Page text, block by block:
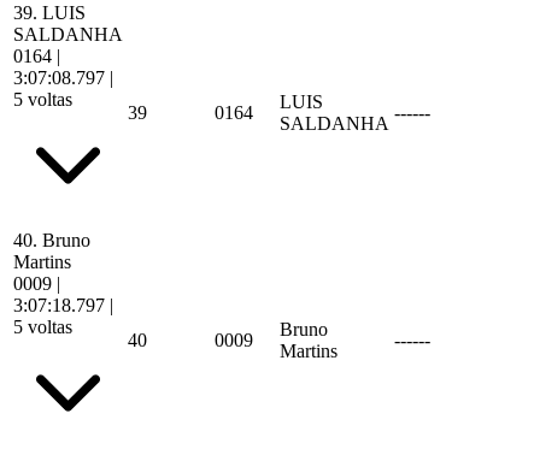
39. LUIS
SALDANHA
0164 |
3:07:08.797 |
5 voltas
39 0164
LUIS
SALDANHA
------
40. Bruno
Martins
0009 |
3:07:18.797 |
5 voltas
40 0009
Bruno
Martins
------